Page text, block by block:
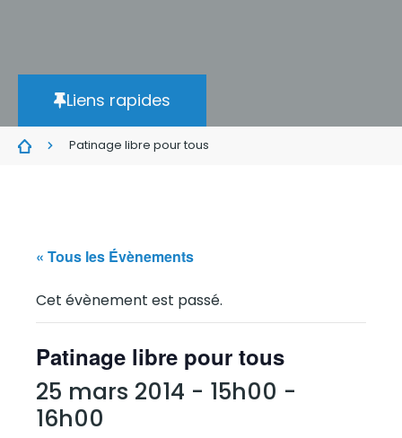
Liens rapides
Patinage libre pour tous
« Tous les Évènements
Cet évènement est passé.
Patinage libre pour tous
25 mars 2014 - 15h00 -
16h00